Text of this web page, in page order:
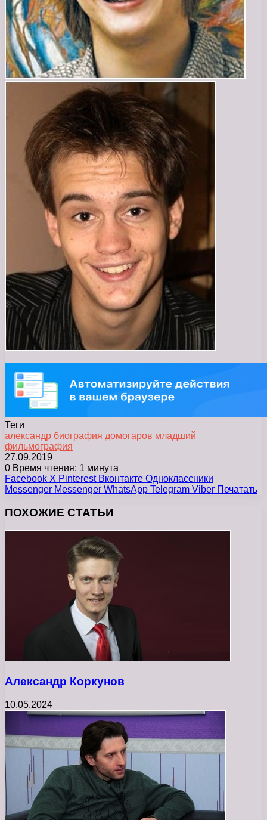
Теги
александр биография домогаров младший
фильмография
27.09.2019
0 Время чтения: 1 минута
Facebook X Pinterest Вконтакте Одноклассники
Messenger Messenger WhatsApp Telegram Viber Печатать
ПОХОЖИЕ СТАТЬИ
Александр Коркунов
10.05.2024